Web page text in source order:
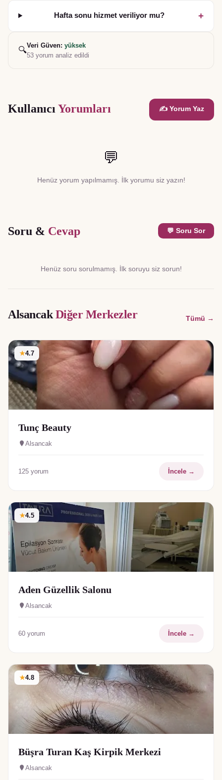
Hafta sonu hizmet veriliyor mu? +
🔍Veri Güven: yüksek
53 yorum analiz edildi
Kullanıcı Yorumları ✍️ Yorum Yaz
💬
Henüz yorum yapılmamış. İlk yorumu siz yazın!
Soru & Cevap 💬 Soru Sor
Henüz soru sorulmamış. İlk soruyu siz sorun!
Alsancak Diğer Merkezler Tümü →
★4.7
Tunç Beauty
Alsancak
125 yorum İncele →
★4.5
Aden Güzellik Salonu
Alsancak
60 yorum İncele →
★4.8
Büşra Turan Kaş Kirpik Merkezi
Alsancak